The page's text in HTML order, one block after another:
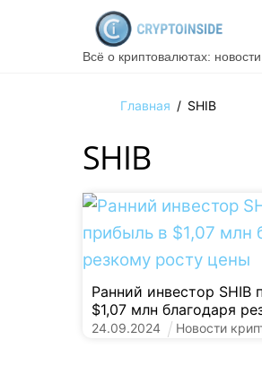
Всё о криптовалютах:
Главная / SHIB
SHIB
Ранний инвестор SHIB
$1,07 млн благодаря
24.09.2024 Новости